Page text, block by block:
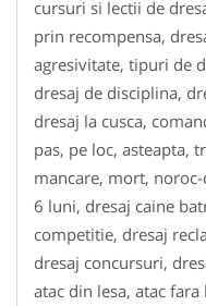
cursuri si lectii de
prin recompensa,
agresivitate, tipuri de
dresaj de disciplina,
dresaj la cusca,
pas, pe loc, asteapta,
mancare, mort,
6 luni, dresaj caine
competitie, dresaj
dresaj concursuri,
atac din lesa, atac fara